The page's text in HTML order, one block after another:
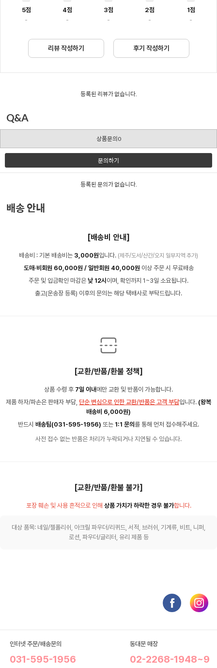
5점
-
4점
-
3점
-
2점
-
1점
-
리뷰 작성하기 후기 작성하기
등록된 리뷰가 없습니다.
Q&A
상품문의0
문의하기
등록된 문의가 없습니다.
배송 안내
[배송비 안내]
배송비 : 기본 배송비는 3,000원입니다. (제주/도서/산간/오지 일부지역 추가)
도매·비회원 60,000원 / 일반회원 40,000원 이상 주문 시 무료배송
주문 및 입금확인 마감은 낮 12시이며, 확인까지 1~3일 소요됩니다.
출고(운송장 등록) 이후의 문의는 해당 택배사로 부탁드립니다.
[교환/반품/환불 정책]
상품 수령 후 7일 이내에만 교환 및 반품이 가능합니다.
제품 하자/파손은 판매자 부담, 단순 변심으로 인한 교환/반품은 고객 부담입니다. (왕복
배송비 6,000원)
반드시 배송팀(031-595-1956) 또는 1:1 문의를 통해 먼저 접수해주세요.
사전 접수 없는 반품은 처리가 누락되거나 지연될 수 있습니다.
[교환/반품/환불 불가]
포장 훼손 및 사용 흔적으로 인해 상품 가치가 하락한 경우 불가합니다.
대상 품목: 네일/젤폴리쉬, 아크릴 파우더/리퀴드, 서적, 브러쉬, 기계류, 비트, 니퍼,
로션, 파우더/글리터, 유리 제품 등
인터넷 주문/배송문의
031-595-1956
동대문 매장
02-2268-1948~9